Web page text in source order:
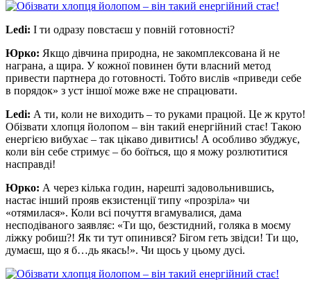
Ledi: І ти одразу повстаєш у повній готовності?
Юрко: Якщо дівчина природна, не закомплексована й не
награна, а щира. У кожної повинен бути власний метод
привести партнера до готовності. Тобто вислів «приведи себе
в порядок» з уст іншої може вже не спрацювати.
Ledi: А ти, коли не виходить – то руками працюй. Це ж круто!
Обізвати хлопця йолопом – він такий енергійний стає! Такою
енергією вибухає – так цікаво дивитись! А особливо збуджує,
коли він себе стримує – бо боїться, що я можу розлютитися
насправді!
Юрко: А через кілька годин, нарешті задовольнившись,
настає інший прояв екзистенції типу «прозріла» чи
«отямилася». Коли всі почуття вгамувалися, дама
несподіваного заявляє: «Ти що, безстидний, голяка в моєму
ліжку робиш?! Як ти тут опинився? Бігом геть звідси! Ти що,
думаєш, що я б…дь якась!». Чи щось у цьому дусі.